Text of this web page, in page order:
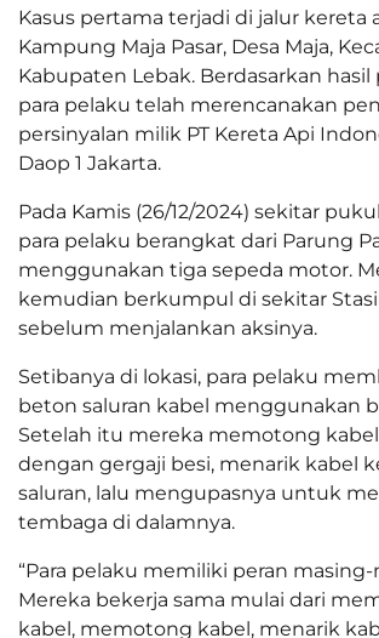
Kasus pertama terjadi di jalur kereta
Kampung Maja Pasar, Desa Maja,
Kabupaten Lebak. Berdasarkan
para pelaku telah merencanakan
persinyalan milik PT Kereta Api
Daop 1 Jakarta.
Pada Kamis (26/12/2024) sekitar
para pelaku berangkat dari Parung
menggunakan tiga sepeda motor.
kemudian berkumpul di sekitar
sebelum menjalankan aksinya.
Setibanya di lokasi, para pelaku
beton saluran kabel menggunakan
Setelah itu mereka memotong
dengan gergaji besi, menarik kabel
saluran, lalu mengupasnya untuk
tembaga di dalamnya.
“Para pelaku memiliki peran
Mereka bekerja sama mulai dari
kabel, memotong kabel, menarik